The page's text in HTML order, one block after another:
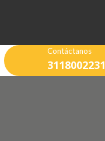
Contáctanos
3118002231